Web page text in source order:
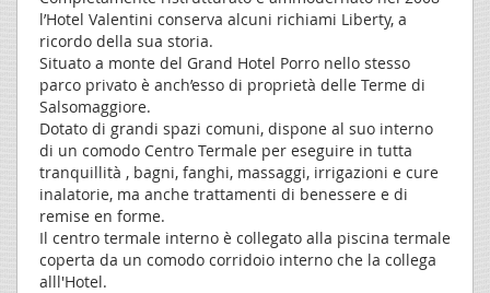
l’Hotel Valentini conserva alcuni richiami Liberty, a
ricordo della sua storia.
Situato a monte del Grand Hotel Porro nello stesso
parco privato è anch’esso di proprietà delle Terme di
Salsomaggiore.
Dotato di grandi spazi comuni, dispone al suo interno
di un comodo Centro Termale per eseguire in tutta
tranquillità , bagni, fanghi, massaggi, irrigazioni e cure
inalatorie, ma anche trattamenti di benessere e di
remise en forme.
Il centro termale interno è collegato alla piscina termale
coperta da un comodo corridoio interno che la collega
alll'Hotel.